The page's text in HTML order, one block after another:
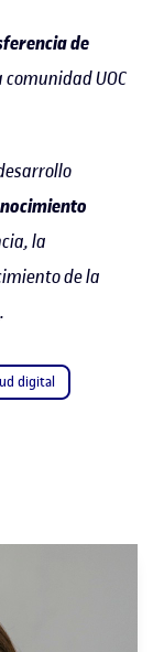
de
comunidad UOC
la
de la
.
digital